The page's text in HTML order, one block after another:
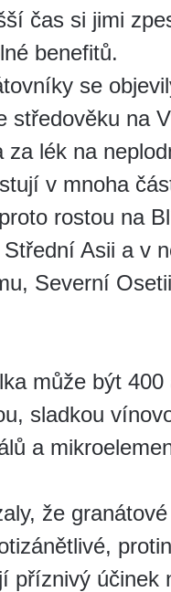
čas si jimi
benefitů.
se
středověku na
lék na
v mnoha
rostou na
Asii a v
Severní
může být
sladkou
a
že
příznivý účinek